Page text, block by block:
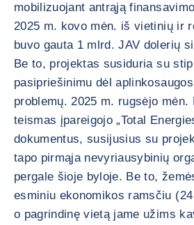
mobilizuojant antrąją
2025 m. kovo mėn. iš vietinių ir
buvo gauta 1 mlrd. JAV dolerių
Be to, projektas susiduria su
pasipriešinimu dėl
problemų. 2025 m. rugsėjo mėn.
teismas įpareigojo „Total
dokumentus, susijusius su
tapo pirmąja nevyriausybinių
pergale šioje byloje. Be to,
esminiu ekonomikos ramsčiu
o pagrindinę vietą jame užims